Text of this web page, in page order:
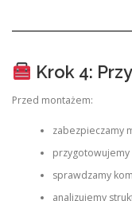
Krok 4:
Przed montażem:
zabezpieczamy
przygotowujemy
sprawdzamy
analizujemy